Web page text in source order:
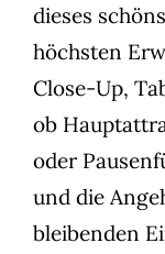
dieses
höchsten
Close-Up,
ob
oder
und die
bleibenden